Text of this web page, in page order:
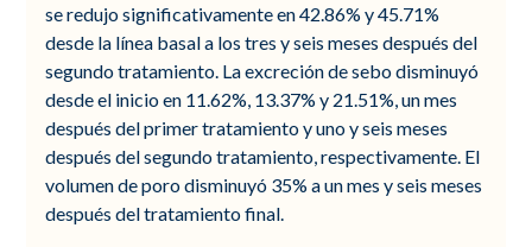
se redujo significativamente en 42.86% y 45.71%
desde la línea basal a los tres y seis meses después del
segundo tratamiento. La excreción de sebo disminuyó
desde el inicio en 11.62%, 13.37% y 21.51%, un mes
después del primer tratamiento y uno y seis meses
después del segundo tratamiento, respectivamente. El
volumen de poro disminuyó 35% a un mes y seis meses
después del tratamiento final.